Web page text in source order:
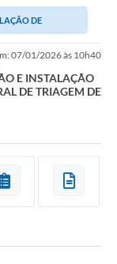
DE
DE...
07/01/2026 às 10h40
E INSTALAÇÃO
DE TRIAGEM DE